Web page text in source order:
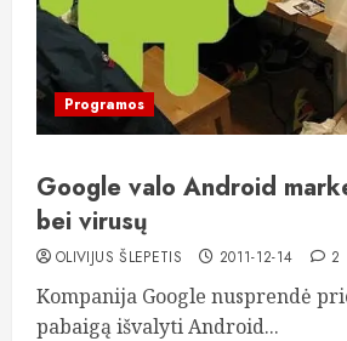
Programos
Google valo Android
bei virusų
OLIVIJUS ŠLEPETIS 2011-12-14 2
Kompanija Google nusprendė
pabaigą išvalyti Android...